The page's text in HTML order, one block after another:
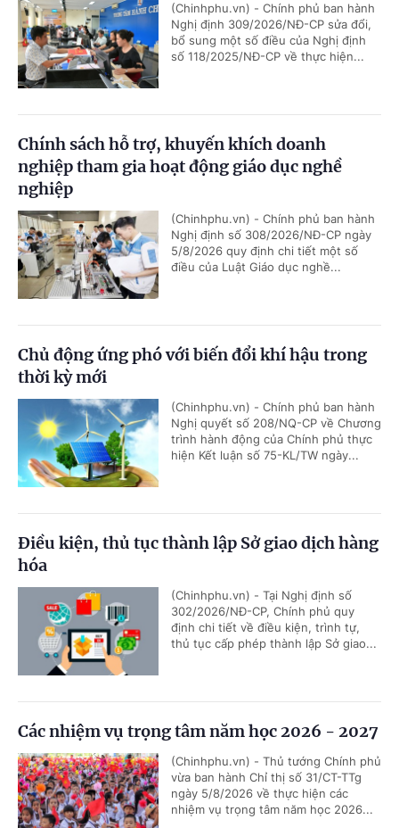
(Chinhphu.vn) - Chính phủ ban hành
Nghị định 309/2026/NĐ-CP sửa đổi,
bổ sung một số điều của Nghị định
số 118/2025/NĐ-CP về thực hiện...
Chính sách hỗ trợ, khuyến khích doanh
nghiệp tham gia hoạt động giáo dục nghề
nghiệp
(Chinhphu.vn) - Chính phủ ban hành
Nghị định số 308/2026/NĐ-CP ngày
5/8/2026 quy định chi tiết một số
điều của Luật Giáo dục nghề...
Chủ động ứng phó với biến đổi khí hậu trong
thời kỳ mới
(Chinhphu.vn) - Chính phủ ban hành
Nghị quyết số 208/NQ-CP về Chương
trình hành động của Chính phủ thực
hiện Kết luận số 75-KL/TW ngày...
Điều kiện, thủ tục thành lập Sở giao dịch hàng
hóa
(Chinhphu.vn) - Tại Nghị định số
302/2026/NĐ-CP, Chính phủ quy
định chi tiết về điều kiện, trình tự,
thủ tục cấp phép thành lập Sở giao...
Các nhiệm vụ trọng tâm năm học 2026 - 2027
(Chinhphu.vn) - Thủ tướng Chính phủ
vừa ban hành Chỉ thị số 31/CT-TTg
ngày 5/8/2026 về thực hiện các
nhiệm vụ trọng tâm năm học 2026...